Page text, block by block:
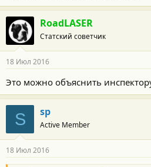
RoadLASER
Статский советчик
18 Июл 2016
Это можно объяснить
S sp
Active Member
18 Июл 2016